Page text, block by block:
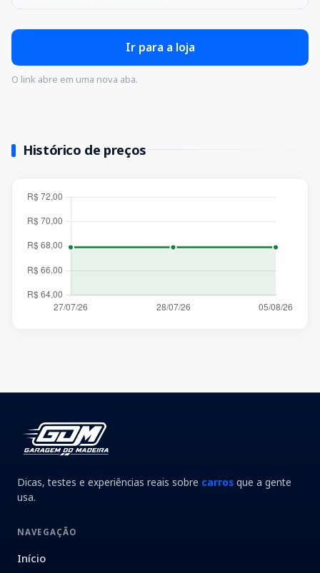
Ir para a loja
O link abre em uma nova aba.
Histórico de preços
Dicas, testes e experiências reais sobre carros que a gente
usa.
NAVEGAÇÃO
Início